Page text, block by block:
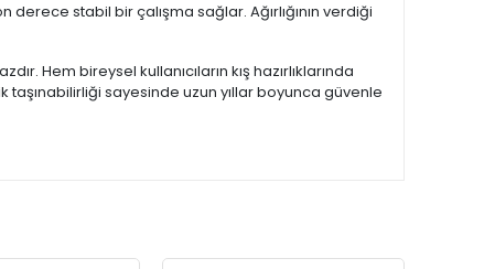
derece stabil bir çalışma sağlar. Ağırlığının verdiği
Hem bireysel kullanıcıların kış hazırlıklarında
sayesinde uzun yıllar boyunca güvenle